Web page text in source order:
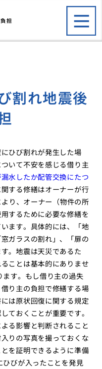
担
割れ地震後
ひび割れが発生した場
いて不安を感じる借り主
水したか配管交換にたつ
する修繕はオーナーが行
り、オーナー（物件の所
するために必要な修繕を
ます。具体的には、「地
ガラスの割れ」、「扉の
。地震は天災であるた
ことは基本的にありませ
す。もし借り主の過失
り主の負担で修繕する場
は原状回復に関する規定
ておくことが重要です。
る影響と判断されること
りの写真を撮っておくな
を証明できるように準備
ひびが入ったことを発見